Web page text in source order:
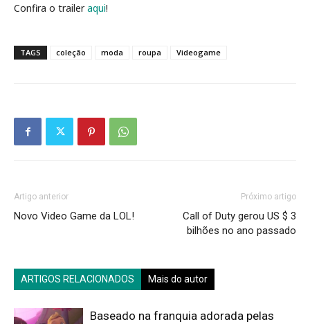
Confira o traileraqui!
TAGS coleção moda roupa Videogame
Artigo anterior
Novo Video Game da LOL!
Próximo artigo
Call of Duty gerou US $ 3
bilhões no ano passado
ARTIGOS RELACIONADOS Mais do autor
Baseado na franquia adorada pelas